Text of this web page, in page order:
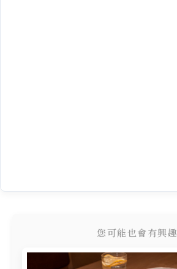
您可能也會有興趣